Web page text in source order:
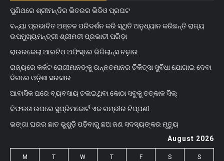
ପୁଣିଥରେ ଶ୍ରୀମନ୍ଦିର ଭିତରର ଭିଡିଓ ପ୍ରଘଟ
ବନ୍ୟା ପ୍ରଭାବିତ ଅଞ୍ଚଳ ପରିଦର୍ଶନ କରି ସ୍ଥିତି ଅନୁଧ୍ୟାନ କରିଛନ୍ତି ରାଜ୍ୟ
ଉପମୁଖ୍ୟମନ୍ତ୍ରୀ ଶ୍ରୀମତୀ ପ୍ରଭାତୀ ପରିଡ଼ା
ରାଉରକେଲା ଆରଟିଓ ଅଫିସ୍‌ରେ ଭିଜିଲାନ୍ସ ଚଢ଼ାଉ
ରାଜ୍ୟରେ କର୍କଟ ରୋଗୀମାନଙ୍କୁ ଉନ୍ନତମାନର ଚିକିତ୍ସା ସୁବିଧା ଯୋଗାଇ ଦେବା
ଦିଗରେ ଓଡ଼ିଶା ସରକାର
ଆବାସିକ ଘରେ ବ୍ୟବସାୟ ଚଳାଇଥିବା କୋଠା ସବୁକୁ ତତ୍କାଳ ସିଲ୍‌
ବିଫଳତା ଉପରେ ସୁପ୍ରିମକୋର୍ଟ ଏକ ଗମ୍ଭୀର ଟିପ୍ପଣୀ
ଭଙ୍ଗା ଘରର ଛାତ ଭୁଶୁଡ଼ି ପଡ଼ିବାରୁ ଛଅ ଜଣ ସଦସ୍ୟଙ୍କର ମୃତ୍ୟୁ
August 2026
M T W T F S S